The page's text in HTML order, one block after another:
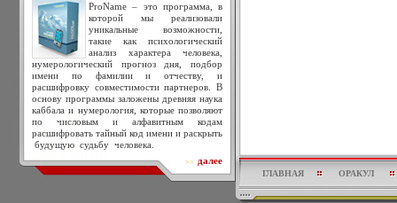
ProName – это программа, в
которой мы реализовали
уникальные возможности,
такие как психологический
анализ характера человека,
нумерологический прогноз дня, подбор
имени по фамилии и отчеству, и
расшифровку совместимости партнеров. В
основу программы заложены древняя наука
каббала и нумерология, которые позволяют
по числовым и алфавитным кодам
расшифровать тайный код имени и раскрыть
будущую судьбу человека.
>> далее
ГЛАВНАЯ ОРАКУЛ